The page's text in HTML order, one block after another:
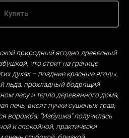
Купить
природный ягодно-древесный
что стоит на границе
духах – поздние красные ягоды,
льда, прохладный бодрящий
лесу и тепло деревянного дома,
печь, висят пучки сушеных трав,
ворожба. "Избушка" получилась
и спокойной, практически